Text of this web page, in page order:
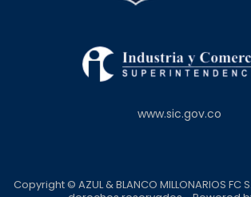
www.sic.gov.co
Copyright © AZUL & BLANCO MILLONARIOS FC